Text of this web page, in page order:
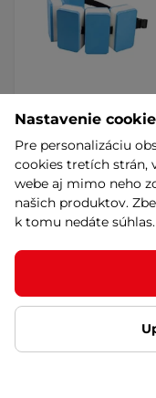
Nastavenie
Pre personalizáciu
cookies tretích strán,
webe aj mimo neho
našich produktov.
k tomu nedáte súhlas.